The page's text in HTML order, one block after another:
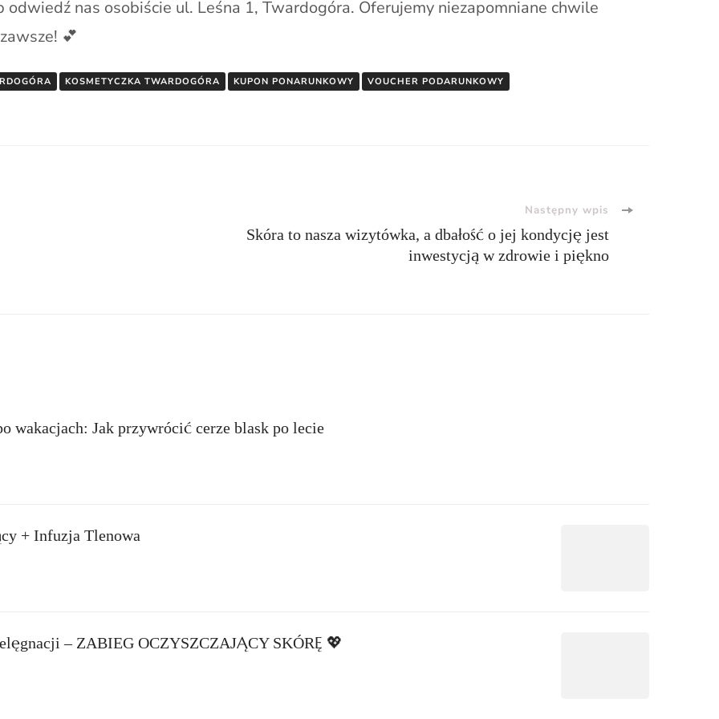
nas osobiście ul. Leśna 1, Twardogóra. Oferujemy niezapomniane chwile
💕
KOSMETYCZKA TWARDOGÓRA KUPON PONARUNKOWY VOUCHER PODARUNKOWY
Następny wpis
Skóra to nasza wizytówka, a dbałość o jej kondycję jest
inwestycją w zdrowie i piękno
wakacjach: Jak przywrócić cerze blask po lecie
+ Infuzja Tlenowa
– ZABIEG OCZYSZCZAJĄCY SKÓRĘ 💖